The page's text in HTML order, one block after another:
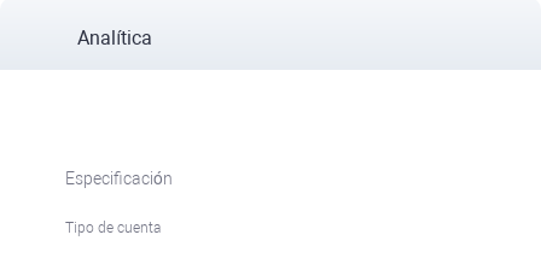
Analítica
Especificación
Tipo de cuenta